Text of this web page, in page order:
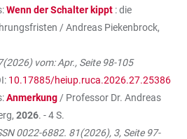
Wenn der Schalter kippt : die
/ Andreas Piekenbrock,
vom: Apr., Seite 98-105
10.17885/heiup.ruca.2026.27.25386
Anmerkung / Professor Dr. Andreas
2026. - 4 S.
0022-6882. 81(2026), 3, Seite 97-